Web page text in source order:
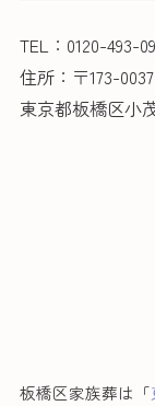
TEL：0120-493-
住所：〒173-0037
東京都板橋区小
板橋区家族葬は「